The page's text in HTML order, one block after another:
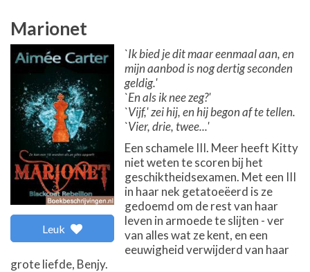
Marionet
Leuk
`Ik bied je dit maar eenmaal aan, en
mijn aanbod is nog dertig seconden
geldig.'
`En als ik nee zeg?'
`Vijf,' zei hij, en hij begon af te tellen.
`Vier, drie, twee...'
Een schamele III. Meer heeft Kitty
niet weten te scoren bij het
geschiktheidsexamen. Met een III
in haar nek getatoeëerd is ze
gedoemd om de rest van haar
leven in armoede te slijten - ver
van alles wat ze kent, en een
eeuwigheid verwijderd van haar
grote liefde, Benjy.